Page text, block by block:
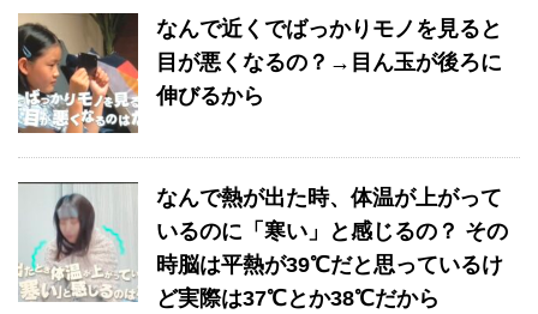
なんで近くでばっかりモノを見ると
目が悪くなるの？→目ん玉が後ろに
伸びるから
なんで熱が出た時、体温が上がって
いるのに「寒い」と感じるの？ その
時脳は平熱が39℃だと思っているけ
ど実際は37℃とか38℃だから